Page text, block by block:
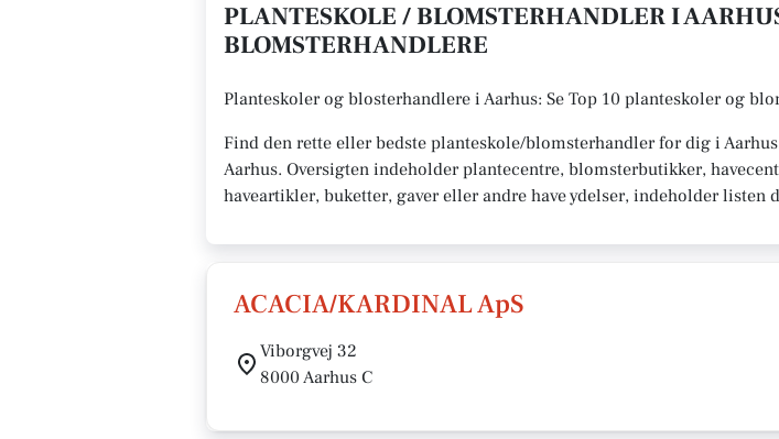
PLANTESKOLE / BLOMSTERHANDLER I
BLOMSTERHANDLERE
Planteskoler og blosterhandlere i Aarhus: Se Top 10 planteskoler og
Find den rette eller bedste planteskole/blomsterhandler for dig i
Aarhus. Oversigten indeholder plantecentre, blomsterbutikker,
haveartikler, buketter, gaver eller andre have ydelser, indeholder listen
ACACIA/KARDINAL ApS
Viborgvej 32
8000 Aarhus C